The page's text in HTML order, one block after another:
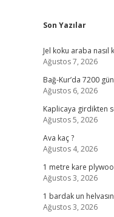
Sidebar
Son Yazılar
Jel koku araba nasıl
Ağustos 7, 2026
Bağ-Kur’da 7200
Ağustos 6, 2026
Kaplicaya girdikten
Ağustos 5, 2026
Ava kaç ?
Ağustos 4, 2026
1 metre kare
Ağustos 3, 2026
1 bardak un
Ağustos 3, 2026